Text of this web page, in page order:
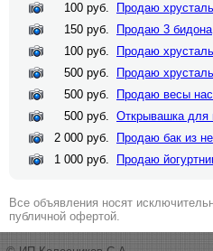
100 руб.
Продаю
150 руб.
Продаю 3 бидона
100 руб.
Продаю
500 руб.
Продаю
500 руб.
Продаю весы
500 руб. Открывашка для
2 000 руб.
Продаю бак из
1 000 руб.
Продаю
Все объявления носят
публичной офертой.